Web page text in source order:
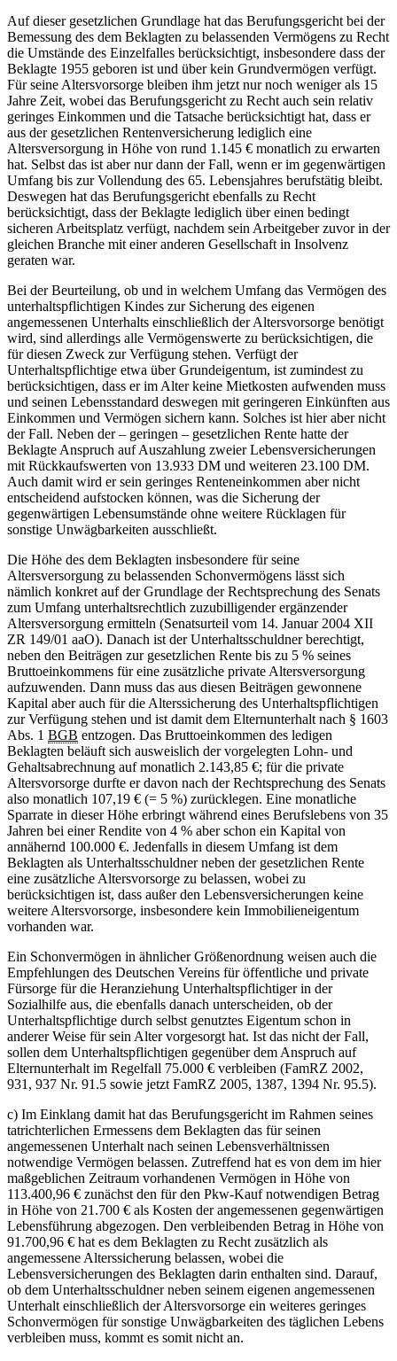
Auf dieser gesetzlichen Grundlage hat das Berufungsgericht bei der
Bemessung des dem Beklagten zu belassenden Vermögens zu Recht
die Umstände des Einzelfalles berücksichtigt, insbesondere dass der
Beklagte 1955 geboren ist und über kein Grundvermögen verfügt.
Für seine Altersvorsorge bleiben ihm jetzt nur noch weniger als 15
Jahre Zeit, wobei das Berufungsgericht zu Recht auch sein relativ
geringes Einkommen und die Tatsache berücksichtigt hat, dass er
aus der gesetzlichen Rentenversicherung lediglich eine
Altersversorgung in Höhe von rund 1.145 € monatlich zu erwarten
hat. Selbst das ist aber nur dann der Fall, wenn er im gegenwärtigen
Umfang bis zur Vollendung des 65. Lebensjahres berufstätig bleibt.
Deswegen hat das Berufungsgericht ebenfalls zu Recht
berücksichtigt, dass der Beklagte lediglich über einen bedingt
sicheren Arbeitsplatz verfügt, nachdem sein Arbeitgeber zuvor in der
gleichen Branche mit einer anderen Gesellschaft in Insolvenz
geraten war.
Bei der Beurteilung, ob und in welchem Umfang das Vermögen des
unterhaltspflichtigen Kindes zur Sicherung des eigenen
angemessenen Unterhalts einschließlich der Altersvorsorge benötigt
wird, sind allerdings alle Vermögenswerte zu berücksichtigen, die
für diesen Zweck zur Verfügung stehen. Verfügt der
Unterhaltspflichtige etwa über Grundeigentum, ist zumindest zu
berücksichtigen, dass er im Alter keine Mietkosten aufwenden muss
und seinen Lebensstandard deswegen mit geringeren Einkünften aus
Einkommen und Vermögen sichern kann. Solches ist hier aber nicht
der Fall. Neben der – geringen – gesetzlichen Rente hatte der
Beklagte Anspruch auf Auszahlung zweier Lebensversicherungen
mit Rückkaufswerten von 13.933 DM und weiteren 23.100 DM.
Auch damit wird er sein geringes Renteneinkommen aber nicht
entscheidend aufstocken können, was die Sicherung der
gegenwärtigen Lebensumstände ohne weitere Rücklagen für
sonstige Unwägbarkeiten ausschließt.
Die Höhe des dem Beklagten insbesondere für seine
Altersversorgung zu belassenden Schonvermögens lässt sich
nämlich konkret auf der Grundlage der Rechtsprechung des Senats
zum Umfang unterhaltsrechtlich zuzubilligender ergänzender
Altersversorgung ermitteln (Senatsurteil vom 14. Januar 2004 XII
ZR 149/01 aaO). Danach ist der Unterhaltsschuldner berechtigt,
neben den Beiträgen zur gesetzlichen Rente bis zu 5 % seines
Bruttoeinkommens für eine zusätzliche private Altersversorgung
aufzuwenden. Dann muss das aus diesen Beiträgen gewonnene
Kapital aber auch für die Alterssicherung des Unterhaltspflichtigen
zur Verfügung stehen und ist damit dem Elternunterhalt nach § 1603
Abs. 1 BGB entzogen. Das Bruttoeinkommen des ledigen
Beklagten beläuft sich ausweislich der vorgelegten Lohn- und
Gehaltsabrechnung auf monatlich 2.143,85 €; für die private
Altersvorsorge durfte er davon nach der Rechtsprechung des Senats
also monatlich 107,19 € (= 5 %) zurücklegen. Eine monatliche
Sparrate in dieser Höhe erbringt während eines Berufslebens von 35
Jahren bei einer Rendite von 4 % aber schon ein Kapital von
annähernd 100.000 €. Jedenfalls in diesem Umfang ist dem
Beklagten als Unterhaltsschuldner neben der gesetzlichen Rente
eine zusätzliche Altersvorsorge zu belassen, wobei zu
berücksichtigen ist, dass außer den Lebensversicherungen keine
weitere Altersvorsorge, insbesondere kein Immobilieneigentum
vorhanden war.
Ein Schonvermögen in ähnlicher Größenordnung weisen auch die
Empfehlungen des Deutschen Vereins für öffentliche und private
Fürsorge für die Heranziehung Unterhaltspflichtiger in der
Sozialhilfe aus, die ebenfalls danach unterscheiden, ob der
Unterhaltspflichtige durch selbst genutztes Eigentum schon in
anderer Weise für sein Alter vorgesorgt hat. Ist das nicht der Fall,
sollen dem Unterhaltspflichtigen gegenüber dem Anspruch auf
Elternunterhalt im Regelfall 75.000 € verbleiben (FamRZ 2002,
931, 937 Nr. 91.5 sowie jetzt FamRZ 2005, 1387, 1394 Nr. 95.5).
c) Im Einklang damit hat das Berufungsgericht im Rahmen seines
tatrichterlichen Ermessens dem Beklagten das für seinen
angemessenen Unterhalt nach seinen Lebensverhältnissen
notwendige Vermögen belassen. Zutreffend hat es von dem im hier
maßgeblichen Zeitraum vorhandenen Vermögen in Höhe von
113.400,96 € zunächst den für den Pkw-Kauf notwendigen Betrag
in Höhe von 21.700 € als Kosten der angemessenen gegenwärtigen
Lebensführung abgezogen. Den verbleibenden Betrag in Höhe von
91.700,96 € hat es dem Beklagten zu Recht zusätzlich als
angemessene Alterssicherung belassen, wobei die
Lebensversicherungen des Beklagten darin enthalten sind. Darauf,
ob dem Unterhaltsschuldner neben seinem eigenen angemessenen
Unterhalt einschließlich der Altersvorsorge ein weiteres geringes
Schonvermögen für sonstige Unwägbarkeiten des täglichen Lebens
verbleiben muss, kommt es somit nicht an.